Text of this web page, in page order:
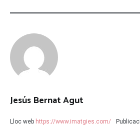
Jesús Bernat Agut
Lloc web https://www.imatgies.com/